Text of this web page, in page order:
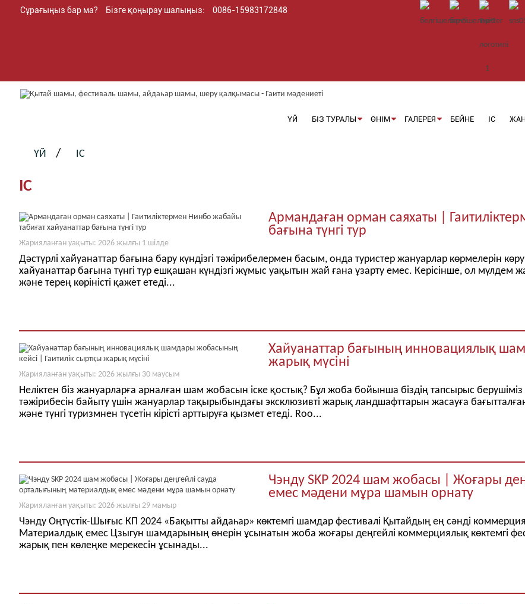
Сұрағыңыз бар ма? Бізге қоңырау шалыңыз: 0086-15983172848
ҮЙ БІЗ ТУРАЛЫ ӨНІМ ГАЛЕРЕЯ БЕЙНЕ ІС
ҮЙ ІС
ІС
Армандаған орман саяхаты |
бағына түнгі тур
Жарияланған уақыты: 2026 жылғы 1 шілде
Дәстүрлі хайуанаттар бағына бару күндізгі тәжірибелермен басым, онда туристер жануарлар көрмелерін
хайуанаттар бағына түнгі тур ешқашан күндізгі жұмыс уақытын жай ғана ұзарту емес. Керісінше, ол мүлдем
және терең көріністі қажет етеді...
Хайуанаттар бағының инновациялық
жарық мүсіні
Жарияланған уақыты: 2026 жылғы 30 маусым
Неліктен біз жануарларға арналған шам жобасын іске қостық? Бұл жоба бойынша біздің тапсырыс
тәжірибесін байыту үшін жануарлар тақырыбындағы эксклюзивті жарық ландшафттарын жасауға
және түнгі туризмнен түсетін кірісті арттыруға қызмет етеді. Roo...
Чэнду SKP 2024 шам жобасы | Жоғары
емес мәдени мұра шамын орнату
Жарияланған уақыты: 2026 жылғы 29 мамыр
Чэнду Оңтүстік-Шығыс КП 2024 «Бақытты айдаһар» көктемгі шамдар фестивалі Қытайдың ең сәнді
Материалдық емес Цзыгун шамдарының өнерін ұсынатын жоба жоғары деңгейлі коммерциялық көктемгі
жарық пен көлеңке мерекесін ұсынады...